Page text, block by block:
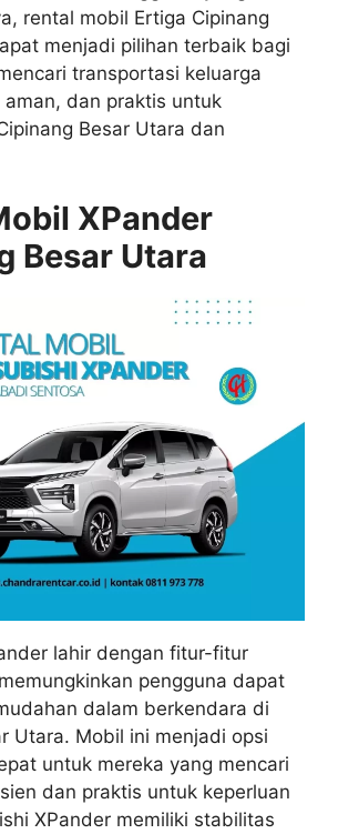
rental mobil Ertiga Cipinang
menjadi pilihan terbaik bagi
transportasi keluarga
aman, dan praktis untuk
Besar Utara dan
XPander
Besar Utara
lahir dengan fitur-fitur
pengguna dapat
dalam berkendara di
Utara. Mobil ini menjadi opsi
untuk mereka yang mencari
dan praktis untuk keperluan
XPander memiliki stabilitas